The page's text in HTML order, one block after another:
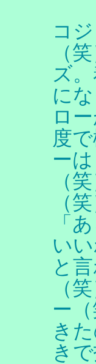
コ
（
ズ
に
ロ
度
ー
（
（
「
いい
と
（
ー
き
き